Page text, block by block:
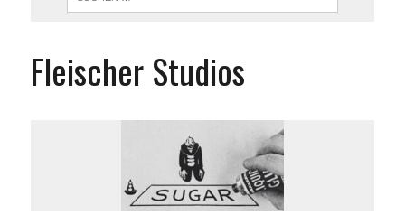
Fleischer Studios